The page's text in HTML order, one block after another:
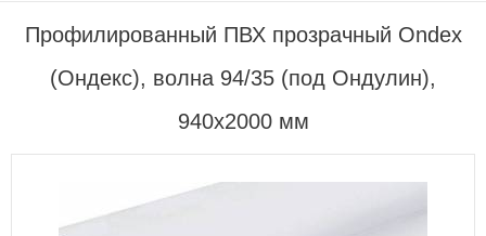
Профилированный ПВХ прозрачный Ondex
(Ондекс), волна 94/35 (под Ондулин),
940х2000 мм